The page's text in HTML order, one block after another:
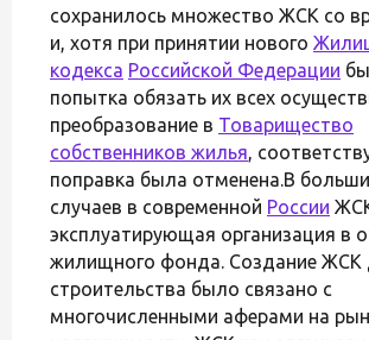
сохранилось множество ЖСК со
и, хотя при принятии нового
кодекса Российской Федерации
попытка обязать их всех
преобразование в Товарищество
собственников жилья,
поправка была отменена.В
случаев в современной России
эксплуатирующая организация в
жилищного фонда. Создание ЖСК
строительства было связано с
многочисленными аферами на